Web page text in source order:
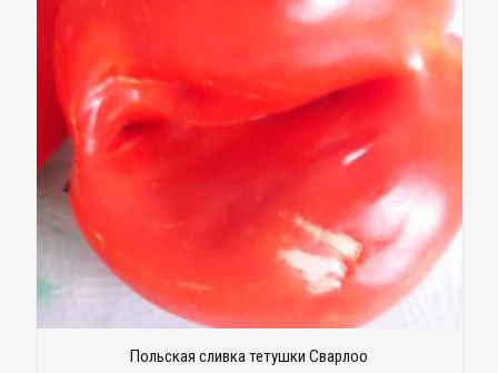
Польская сливка тетушки Сварлоо